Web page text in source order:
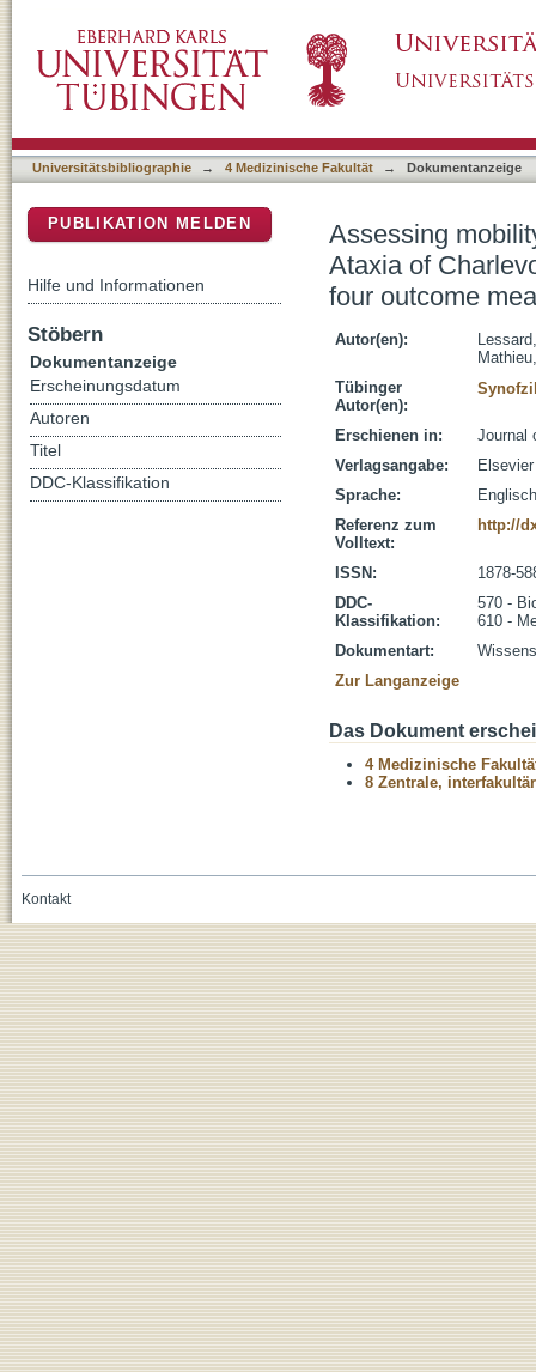
population : Validity and reliability of four
Universitätsbibliographie → 4 Medizinische Fakultät → Dokumentanzeige
Assessing
Ataxia of
four outcome
Autor(en):
Tübinger
Autor(en):
Erschienen in:
Journal
Verlagsangabe:
Sprache:
Englisch
Referenz zum
Volltext:
http://
ISSN:
1878-
DDC-
Klassifikation:
570 -
610 -
Dokumentart:
Zur Langanzeige
Das Dokument
4 Medizinische
8 Zentrale,
PUBLIKATION MELDEN
Hilfe und Informationen
Stöbern
Dokumentanzeige
Erscheinungsdatum
Autoren
Titel
DDC-Klassifikation
Kontakt